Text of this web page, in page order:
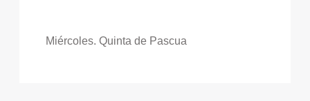
Miércoles. Quinta de Pascua